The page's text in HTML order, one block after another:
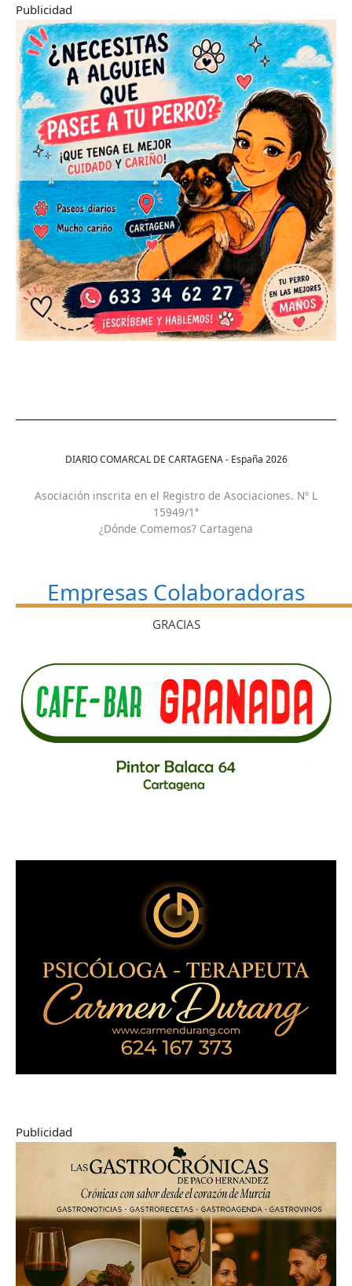
Publicidad
DIARIO COMARCAL DE CARTAGENA - España 2026
Asociación inscrita en el Registro de Asociaciones. Nº L
15949/1ª
¿Dónde Comemos? Cartagena
Empresas Colaboradoras
GRACIAS
Publicidad